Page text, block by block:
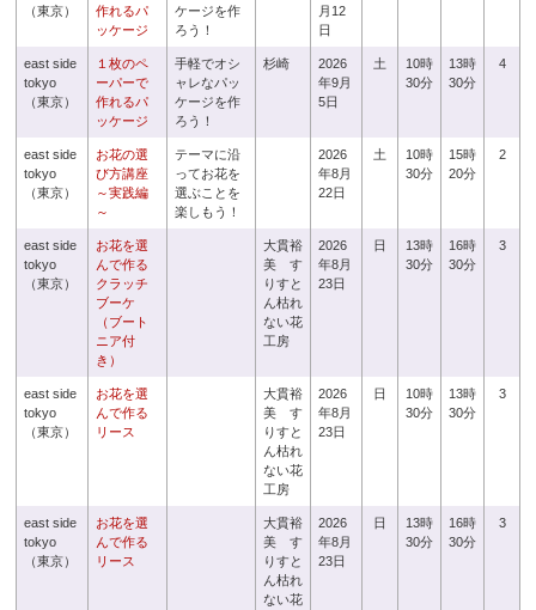
（東京）
作れるパ
ッケージ
ケージを作
ろう！
月12
日
east side
tokyo
（東京）
１枚のペ
ーパーで
作れるパ
ッケージ
手軽でオシ
ャレなパッ
ケージを作
ろう！
杉崎
2026
年9月
5日
土
10時
30分
13時
30分
4
east side
tokyo
（東京）
お花の選
び方講座
～実践編
～
テーマに沿
ってお花を
選ぶことを
楽しもう！
2026
年8月
22日
土
10時
30分
15時
20分
2
east side
tokyo
（東京）
お花を選
んで作る
クラッチ
ブーケ
（ブート
ニア付
き）
大貫裕
美 す
りすと
ん枯れ
ない花
工房
2026
年8月
23日
日
13時
30分
16時
30分
3
east side
tokyo
（東京）
お花を選
んで作る
リース
大貫裕
美 す
りすと
ん枯れ
ない花
工房
2026
年8月
23日
日
10時
30分
13時
30分
3
east side
tokyo
（東京）
お花を選
んで作る
リース
大貫裕
美 す
りすと
ん枯れ
ない花
2026
年8月
23日
日
13時
30分
16時
30分
3